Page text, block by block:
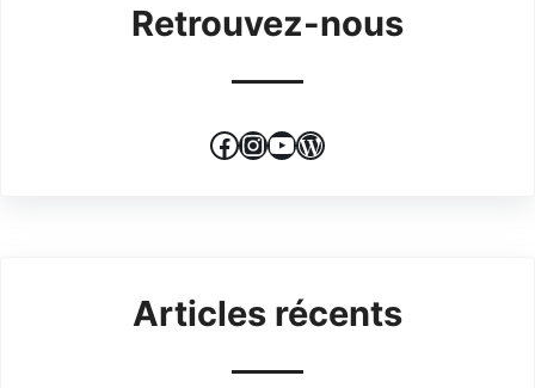
Retrouvez-nous
Facebook
Instagram
YouTube
WordPress
Articles récents